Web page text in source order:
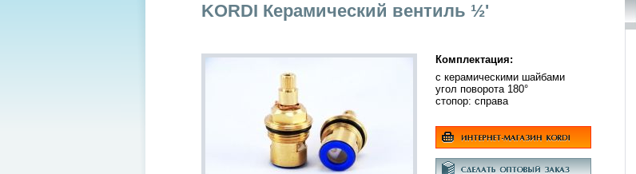
KORDI Керамический вентиль ½'
Комплектация:
с керамическими шайбами
угол поворота 180°
стопор: справа